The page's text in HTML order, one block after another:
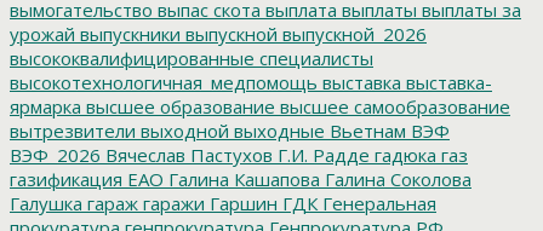
вымогательство выпас скота выплата выплаты выплаты за
урожай выпускники выпускной выпускной_2026
высококвалифицированные специалисты
высокотехнологичная_медпомощь выставка выставка-
ярмарка высшее образование высшее самообразование
вытрезвители выходной выходные Вьетнам ВЭФ
ВЭФ_2026 Вячеслав Пастухов Г.И. Радде гадюка газ
газификация ЕАО Галина Кашапова Галина Соколова
Галушка гараж гаражи Гаршин ГДК Генеральная